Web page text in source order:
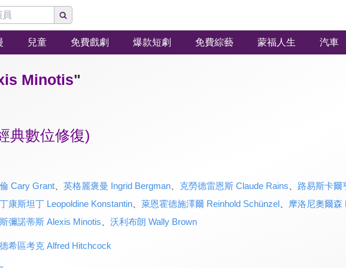
兒童 免費戲劇 爆款短劇 免費綜藝 蒙福人生 汽車
Minotis"
典數位修復)
Cary Grant、 英格麗褒曼 Ingrid Bergman、 克勞德雷恩斯 Claude Rains 路易斯卡爾
康斯坦丁 Leopoldine Konstantin、 萊恩霍德施澤爾 Reinhold Schünzel、 摩洛尼奧爾森
彌諾蒂斯 Alexis Minotis
沃利布朗 Wally Brown
希區考克 Alfred Hitchcock